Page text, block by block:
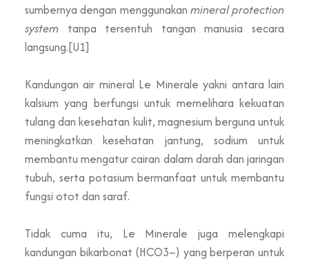
sumbernya dengan menggunakan mineral protection
system tanpa tersentuh tangan manusia secara
langsung.[U1]
Kandungan air mineral Le Minerale yakni antara lain
kalsium yang berfungsi untuk memelihara kekuatan
tulang dan kesehatan kulit, magnesium berguna untuk
meningkatkan kesehatan jantung, sodium untuk
membantu mengatur cairan dalam darah dan jaringan
tubuh, serta potasium bermanfaat untuk membantu
fungsi otot dan saraf.
Tidak cuma itu, Le Minerale juga melengkapi
kandungan bikarbonat (HCO3–) yang berperan untuk